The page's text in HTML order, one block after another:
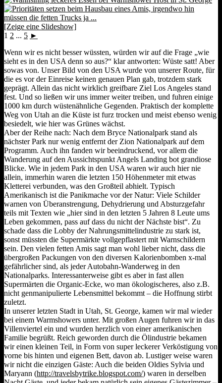
[Zeige eine Slideshow]
1 2 ... 5 ►
Wenn wir es nicht besser wüssten, würden wir auf die Frage „wie
sieht es in den USA denn so aus?“ klar antworten: Wüste satt! Aber
sowas von. Unser Bild von den USA wurde von unserer Route, für
die es vor der Einreise keinen genauen Plan gab, trotzdem stark
geprägt. Allein das nicht wirklich greifbare Ziel Los Angeles stand
fest. Und so ließen wir uns immer weiter treiben, und fuhren einige
1000 km durch wüstenähnliche Gegenden. Praktisch der komplette
Weg von Utah an die Küste ist furz trocken und meist ebenso wenig
besiedelt, wie hier was Grünes wächst.
Aber der Reihe nach: Nach dem Bryce Nationalpark stand als
nächster Park nur wenig entfernt der Zion Nationalpark auf dem
Programm. Auch ihn fanden wir beeindruckend, vor allem die
Wanderung auf den Aussichtspunkt Angels Landing bot grandiose
Blicke. Wie in jedem Park in den USA waren wir auch hier nie
allein, immerhin waren die letzten 150 Höhenmeter mit etwas
Kletterei verbunden, was den Großteil abhielt. Typisch
Amerikanisch ist die Panikmache vor der Natur: Viele Schilder
warnen von Überanstrengung, Dehydrierung und Absturzgefahr
teils mit Texten wie „hier sind in den letzten 5 Jahren 8 Leute ums
Leben gekommen, pass auf dass du nicht der Nächste bist“. Zu
schade dass die Lobby der Nahrungsmittelindustrie zu stark ist,
sonst müssten die Supermärkte vollgepflastert mit Warnschildern
sein. Den vielen fetten Amis sagt man wohl lieber nicht, dass die
übergroßen Packungen von den diversen Kalorienbomben x-mal
gefährlicher sind, als jeder Autobahn-Wanderweg in den
Nationalparks. Interessanterweise gibt es aber in fast allen
Supermärten die Organic-Ecke, wo man ökologischeres, also z.B.
nicht genmanipulierte Lebensmittel bekommt – die Hoffnung stirbt
zuletzt.
In unserer letzten Stadt in Utah, St. George, kamen wir mal wieder
bei einem Warmshowers unter. Mit großen Augen fuhren wir in das
Villenviertel ein und wurden herzlich von einer amerikanischen
Familie begrüßt. Reich geworden durch die Ölindustrie bekamen
wir einen kleinen Teil, in Form von super leckerer Verköstigung von
vorne bis hinten und eigenen Bett, davon ab. Lustiger weise waren
wir nicht die einzigen Gäste: Auch die beiden Oldies Sylvia und
Maryann (http://travelsbytrike.blogspot.com/) waren in derselben